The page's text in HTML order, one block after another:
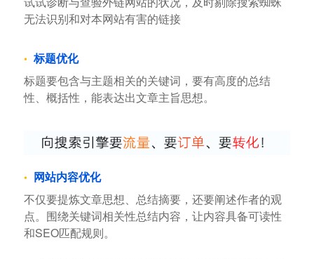
无法识别和对本网站有害的链接
标题优化
标题要包含与主题相关的关键词，要有高度的总结
性、概括性，能表达出文章主旨思想。
网站内容优化
不仅要提炼文章思想、总结摘要，还要阐述作者的观
点。围绕关键词相关性总结内容，让内容具备可读性
和SEO匹配规则。